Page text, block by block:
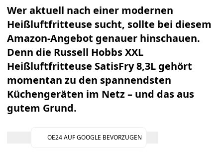
Wer aktuell nach einer modernen
Heißluftfritteuse sucht, sollte bei diesem
Amazon-Angebot genauer hinschauen.
Denn die Russell Hobbs XXL
Heißluftfritteuse SatisFry 8,3L gehört
momentan zu den spannendsten
Küchengeräten im Netz – und das aus
gutem Grund.
OE24 AUF GOOGLE BEVORZUGEN